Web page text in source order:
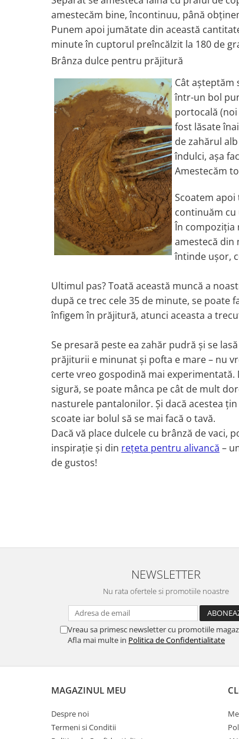
amestecăm bine, încontinuu, până
Punem apoi jumătate din această
minute în cuptorul preîncălzit la 180 de
Brânza dulce pentru prăjitură
Cât așteptăm
într-un bol
portocală
fost lăsate
de zahărul
îndulci, așa
Amestecăm
Scoatem
continuăm
În compoziția
amestecă din
întinde ușor,
Ultimul pas? Toată această muncă a
după ce trec cele 35 de minute, se poate
înfigem în prăjitură, atunci aceasta a
Se presară peste ea zahăr pudră și se
prăjiturii e minunat și pofta e mare – nu
certe vreo gospodină mai
sigură, se poate mânca pe cât de mult
nasturele pantalonilor. Și dacă acestea
scoate iar bolul să se mai facă o tavă.
Dacă vă place dulcele cu brânză de vaci,
inspirație și din rețeta pentru alivancă –
de gustos!
NEWSLETTER
Nu rata ofertele si promotiile noastre
Vreau sa primesc newsletter cu promotiile
Afla mai multe in Politica de Confidentialitate
MAGAZINUL MEU
Despre noi
Termeni si Conditii